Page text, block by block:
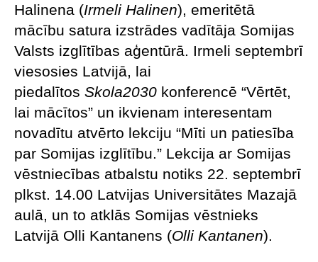
Halinena (Irmeli Halinen), emeritētā
mācību satura izstrādes vadītāja Somijas
Valsts izglītības aģentūrā. Irmeli septembrī
viesosies Latvijā, lai
piedalītos Skola2030 konferencē “Vērtēt,
lai mācītos” un ikvienam interesentam
novadītu atvērto lekciju “Mīti un patiesība
par Somijas izglītību.” Lekcija ar Somijas
vēstniecības atbalstu notiks 22. septembrī
plkst. 14.00 Latvijas Universitātes Mazajā
aulā, un to atklās Somijas vēstnieks
Latvijā Olli Kantanens (Olli Kantanen).